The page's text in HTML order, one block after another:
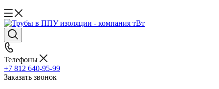
Телефоны
+7 812 640-95-99
Заказать звонок